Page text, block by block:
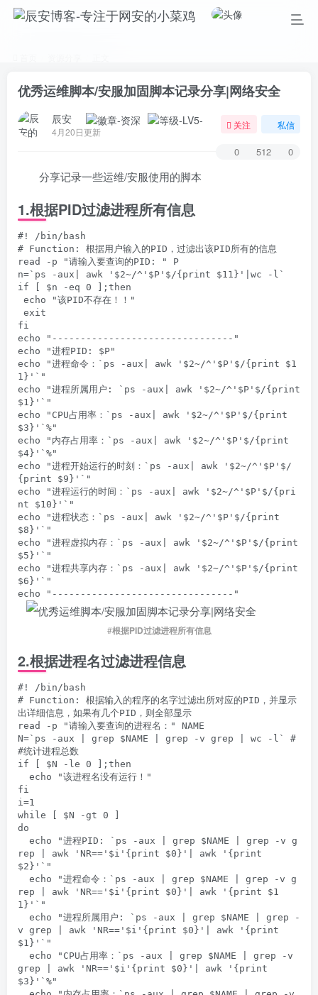
优秀运维脚本/安服加固脚本记录分享|网络安全
辰安
4月20日更新
关注 私信
0 512 0
分享记录一些运维/安服使用的脚本
1.根据PID过滤进程所有信息
#! /bin/bash
# Function: 根据用户输入的PID，过滤出该PID所有的信息
read -p "请输入要查询的PID: " P
n=`ps -aux| awk '$2~/^'$P'$/{print $11}'|wc -l`
if [ $n -eq 0 ];then
fi
echo "--------------------------------"
echo "进程PID: $P"
echo "进程命令：`ps -aux| awk '$2~/^'$P'$/{print $1
1}'`"
echo "进程所属用户: `ps -aux| awk '$2~/^'$P'$/{print
$1}'`"
echo "CPU占用率：`ps -aux| awk '$2~/^'$P'$/{print
$3}'`%"
echo "内存占用率：`ps -aux| awk '$2~/^'$P'$/{print
$4}'`%"
echo "进程开始运行的时刻：`ps -aux| awk '$2~/^'$P'$/
{print $9}'`"
echo "进程运行的时间：`ps -aux| awk '$2~/^'$P'$/{pri
nt $10}'`"
echo "进程状态：`ps -aux| awk '$2~/^'$P'$/{print
$8}'`"
echo "进程虚拟内存：`ps -aux| awk '$2~/^'$P'$/{print
$5}'`"
echo "进程共享内存：`ps -aux| awk '$2~/^'$P'$/{print
$6}'`"
echo "--------------------------------"
#根据PID过滤进程所有信息
2.根据进程名过滤进程信息
#! /bin/bash
# Function: 根据输入的程序的名字过滤出所对应的PID，并显示
出详细信息，如果有几个PID，则全部显示
read -p "请输入要查询的进程名：" NAME
N=`ps -aux | grep $NAME | grep -v grep | wc -l` #
#统计进程总数
if [ $N -le 0 ];then
fi
i=1
while [ $N -gt 0 ]
do
rep | awk 'NR=='$i'{print $0}'| awk '{print
$2}'`"
rep | awk 'NR=='$i'{print $0}'| awk '{print $1
1}'`"
v grep | awk 'NR=='$i'{print $0}'| awk '{print
$1}'`"
grep | awk 'NR=='$i'{print $0}'| awk '{print
$3}'`%"